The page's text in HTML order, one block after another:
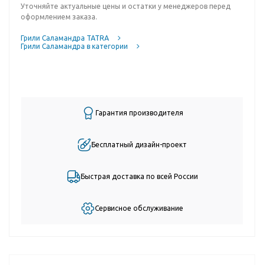
Уточняйте актуальные цены и остатки у менеджеров перед
оформлением заказа.
Грили Саламандра TATRA
Грили Саламандра в категории
Гарантия производителя
Бесплатный дизайн-проект
Быстрая доставка по всей России
Сервисное обслуживание